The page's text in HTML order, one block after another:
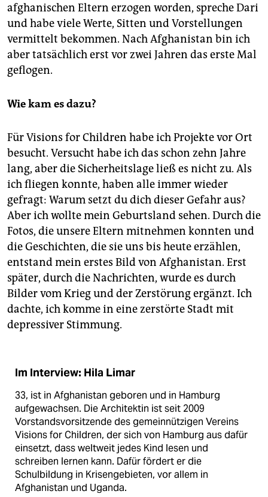
afghanischen Eltern erzogen worden, spreche Dari
und habe viele Werte, Sitten und Vorstellungen
vermittelt bekommen. Nach Afghanistan bin ich
aber tatsächlich erst vor zwei Jahren das erste Mal
geflogen.
Wie kam es dazu?
Für Visions for Children habe ich Projekte vor Ort
besucht. Versucht habe ich das schon zehn Jahre
lang, aber die Sicherheitslage ließ es nicht zu. Als
ich fliegen konnte, haben alle immer wieder
gefragt: Warum setzt du dich dieser Gefahr aus?
Aber ich wollte mein Geburtsland sehen. Durch die
Fotos, die unsere Eltern mitnehmen konnten und
die Geschichten, die sie uns bis heute erzählen,
entstand mein erstes Bild von Afghanistan. Erst
später, durch die Nachrichten, wurde es durch
Bilder vom Krieg und der Zerstörung ergänzt. Ich
dachte, ich komme in eine zerstörte Stadt mit
depressiver Stimmung.
Im Interview: Hila Limar
33, ist in Afghanistan geboren und in Hamburg
aufgewachsen. Die Architektin ist seit 2009
Vorstandsvorsitzende des gemeinnützigen Vereins
Visions for Children, der sich von Hamburg aus dafür
einsetzt, dass weltweit jedes Kind lesen und
schreiben lernen kann. Dafür fördert er die
Schulbildung in Krisengebieten, vor allem in
Afghanistan und Uganda.